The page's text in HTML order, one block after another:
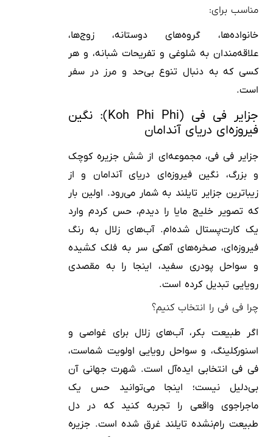
مناسب برای:
خانواده‌ها، گروه‌های دوستانه، زوج‌ها،
علاقه‌مندان به شلوغی و تفریحات شبانه، و هر
کسی که به دنبال تنوع بی‌حد و مرز در سفر
است.
جزایر فی فی (Koh Phi Phi): نگین
فیروزه‌ای دریای آندامان
جزایر فی فی، مجموعه‌ای از شش جزیره کوچک
و بزرگ، نگین فیروزه‌ای دریای آندامان و از
زیباترین جزایر تایلند به شمار می‌رود. اولین بار
که تصویر خلیج مایا را دیدم، حس کردم وارد
یک کارت‌پستال شده‌ام. آب‌های زلال به رنگ
فیروزه‌ای، صخره‌های آهکی سر به فلک کشیده
و سواحل پودری سفید، اینجا را به مقصدی
رویایی تبدیل کرده است.
چرا فی فی را انتخاب کنیم؟
اگر طبیعت بکر، آب‌های زلال برای غواصی و
اسنورکلینگ، و سواحل رویایی اولویت شماست،
فی فی انتخابی ایده‌آل است. شهرت جهانی آن
بی‌دلیل نیست؛ اینجا می‌توانید حس یک
ماجراجوی واقعی را تجربه کنید که در دل
طبیعت رام‌نشده تایلند غرق شده است. جزیره